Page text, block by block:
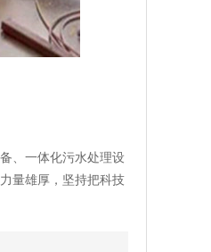
、一体化污水处理设
量雄厚，坚持把科技